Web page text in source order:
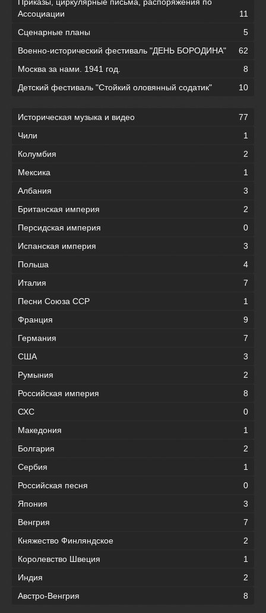
Ассоциации
11
Сценарные планы
5
Военно-исторический фестиваль "ДЕНЬ БОРОДИНА"
62
Москва за нами. 1941 год.
8
Детский фестиваль "Стойкий оловянный содатик"
10
Историческая музыка и видео
77
Чили
1
Колумбия
2
Мексика
1
Албания
3
Британская империя
2
Персидская империя
0
Испанская империя
3
Польша
4
Италия
7
Песни Союза ССР
1
Франция
9
Германия
7
США
3
Румыния
2
Российская империя
8
СХС
0
Македония
1
Болгария
2
Сербия
1
Российская песня
0
Япония
3
Венгрия
7
Княжество Финляндское
2
Королевство Швеция
1
Индия
2
Австро-Венгрия
8